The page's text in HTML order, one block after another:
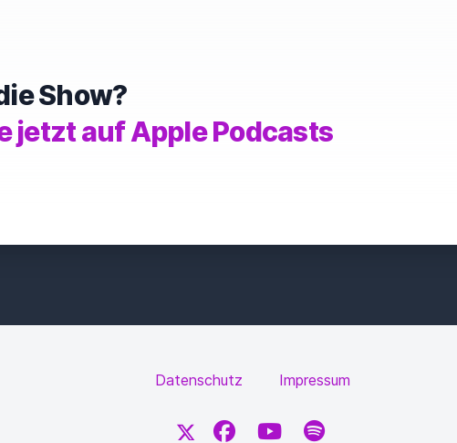
Show?
jetzt auf Apple Podcasts
Datenschutz Impressum
X FacebookYouTubeSpotify